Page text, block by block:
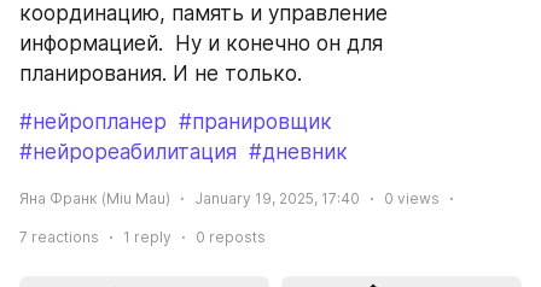
координацию, память и управление
информацией.  Ну и конечно он для
планирования. И не только.
#нейропланер #пранировщик
#нейрореабилитация #дневник
Яна Франк (Miu Mau) January 19, 2025, 17:40 0 views
7 reactions 1 reply 0 reposts